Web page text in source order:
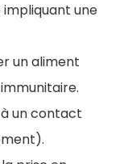
une
un aliment
un contact